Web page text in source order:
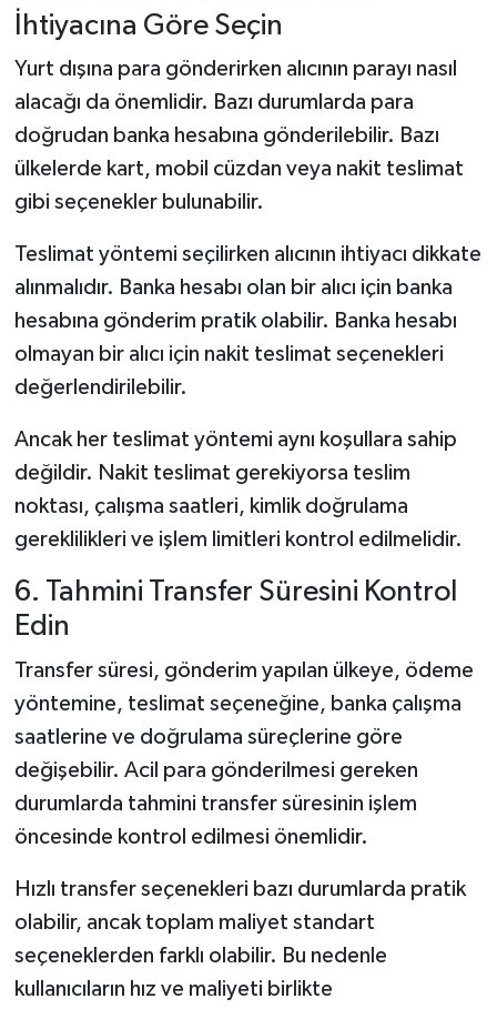
İhtiyacına Göre Seçin
Yurt dışına para gönderirken alıcının parayı nasıl
alacağı da önemlidir. Bazı durumlarda para
doğrudan banka hesabına gönderilebilir. Bazı
ülkelerde kart, mobil cüzdan veya nakit teslimat
gibi seçenekler bulunabilir.
Teslimat yöntemi seçilirken alıcının ihtiyacı dikkate
alınmalıdır. Banka hesabı olan bir alıcı için banka
hesabına gönderim pratik olabilir. Banka hesabı
olmayan bir alıcı için nakit teslimat seçenekleri
değerlendirilebilir.
Ancak her teslimat yöntemi aynı koşullara sahip
değildir. Nakit teslimat gerekiyorsa teslim
noktası, çalışma saatleri, kimlik doğrulama
gereklilikleri ve işlem limitleri kontrol edilmelidir.
6. Tahmini Transfer Süresini Kontrol
Edin
Transfer süresi, gönderim yapılan ülkeye, ödeme
yöntemine, teslimat seçeneğine, banka çalışma
saatlerine ve doğrulama süreçlerine göre
değişebilir. Acil para gönderilmesi gereken
durumlarda tahmini transfer süresinin işlem
öncesinde kontrol edilmesi önemlidir.
Hızlı transfer seçenekleri bazı durumlarda pratik
olabilir, ancak toplam maliyet standart
seçeneklerden farklı olabilir. Bu nedenle
kullanıcıların hız ve maliyeti birlikte